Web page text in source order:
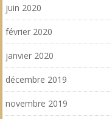
juin 2020
février 2020
janvier 2020
décembre 2019
novembre 2019